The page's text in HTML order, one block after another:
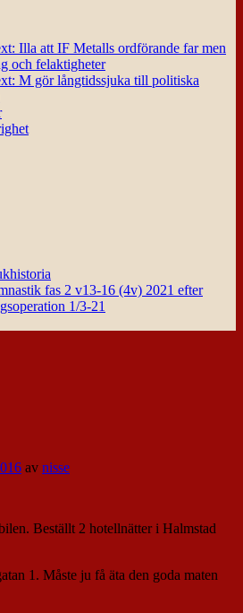
Illa att IF Metalls ordförande far men
och felaktigheter
M gör långtidssjuka till politiska
fas 2 v13-16 (4v) 2021 efter
1/3-21
av nisse
Beställt 2 hotellnätter i Halmstad
1. Måste ju få äta den goda maten